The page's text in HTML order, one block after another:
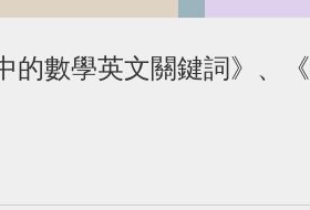
數學英文關鍵詞》、